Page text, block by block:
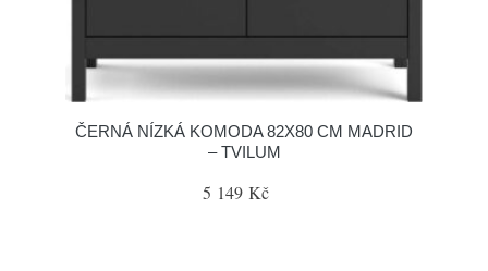
ČERNÁ NÍZKÁ KOMODA 82X80 CM MADRID
– TVILUM
5 149 Kč